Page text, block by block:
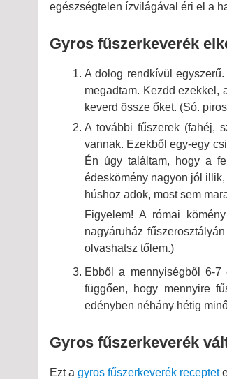
egészségtelen ízvilágával éri el a
Gyros fűszerkeverék
A dolog rendkívül
megadtam. Kezdd ezekkel,
keverd össze őket. (Só.
A további fűszerek (fahéj,
vannak. Ezekből egy-egy
Én úgy találtam, hogy a
édeskömény nagyon jól
húshoz adok, most sem
Figyelem! A római
nagyáruház
olvashatsz tőlem.)
Ebből a mennyiségből 6-
függően, hogy mennyire
edényben néhány hétig
Gyros fűszerkeverék
Ezt a gyros fűszerkeverék receptet